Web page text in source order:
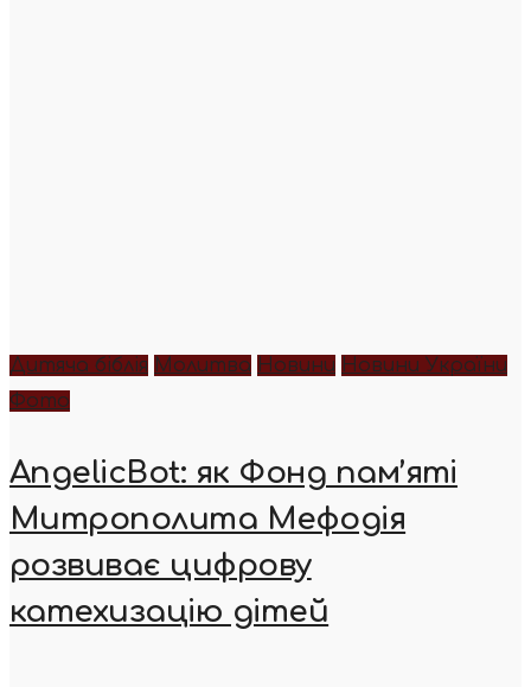
Дитяча біблія Молитва Новини Новини України
Фото
AngelicBot: як Фонд пам’яті
Митрополита Мефодія
розвиває цифрову
катехизацію дітей